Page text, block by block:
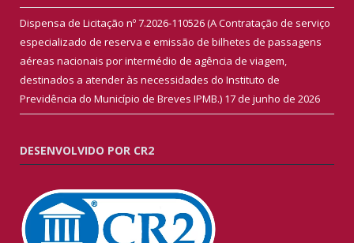
Dispensa de Licitação nº 7.2026-110526 (A Contratação de serviço
especializado de reserva e emissão de bilhetes de passagens
aéreas nacionais por intermédio de agência de viagem,
destinados a atender às necessidades do Instituto de
Previdência do Município de Breves IPMB.) 17 de junho de 2026
DESENVOLVIDO POR CR2